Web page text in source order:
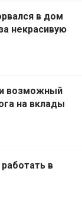
в дом
некрасивую
возможный
на вклады
в